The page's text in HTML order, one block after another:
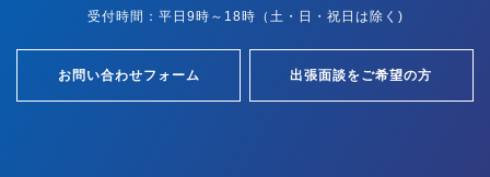
受付時間：平日9時～18時（土・日・祝日は除く)
お問い合わせフォーム 出張面談をご希望の方